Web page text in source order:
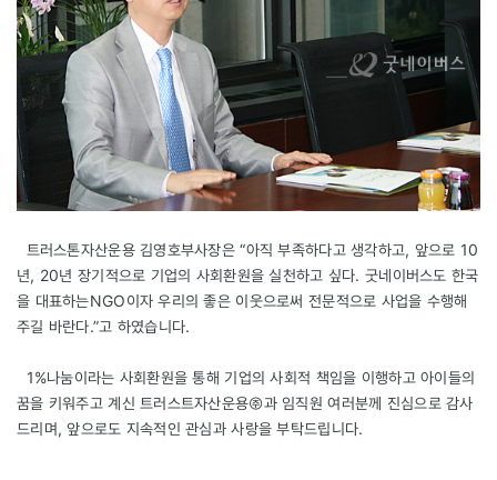
트러스톤자산운용 김영호부사장은 “아직 부족하다고 생각하고, 앞으로 10
년, 20년 장기적으로 기업의 사회환원을 실천하고 싶다. 굿네이버스도 한국
을 대표하는NGO이자 우리의 좋은 이웃으로써 전문적으로 사업을 수행해
주길 바란다.”고 하였습니다.
1%나눔이라는 사회환원을 통해 기업의 사회적 책임을 이행하고 아이들의
꿈을 키워주고 계신 트러스트자산운용㈜과 임직원 여러분께 진심으로 감사
드리며, 앞으로도 지속적인 관심과 사랑을 부탁드립니다.